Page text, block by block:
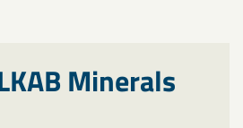
Minerals